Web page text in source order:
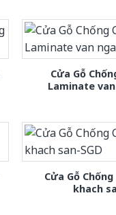
Cửa Gỗ
Laminate
Cửa Gỗ
khach